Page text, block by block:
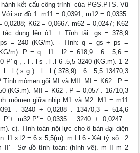
kết cấu công trình” của PGS.PTS. Vũ
sơ đồ 1: m11 = 0,0391; m12 = 0,0335.
K62 = 0,0667. m62 = 0,0247; K62
dụng lên ô1: + Tĩnh tải: gs = 378,9
= 240 (KG/m). - Tính: q = gs + ps =
m). P = q . l1 . l2 = 618,9 . 6 . 5,6 =
P' q , . l . l s . l .l 6 .5,5 3240 (KG.m). 1 2
l . l ( s g ) . l . l ( 378,9) . 6 . 5,5 13470,3
Tính mômen gối MI và MII. MI = K62 . P =
(KG.m). MII = K62 . P = 0,057 . 16710,3
mômen giữa nhịp M1 và M2. M1 = m11
. 3240 + 0,0288 . 13470,3 = 514,6
m32.P’’= 0,0335 . 3240 + 0,0247 .
c). Tính toán nội lực cho ô bản đại diện
l1 x l2 = 6 x 5,5(m). m I l 6 - Xét tỷ số : 2
II' - Sơ đồ tính toán: (hình vẽ). m II m 2